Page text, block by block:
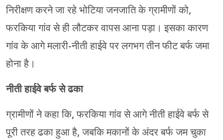
निरीक्षण करने जा रहे भोटिया जनजाति के ग्रामीणों को,
फरकिया गांव से ही लौटकर वापस आना पड़ा। इसका कारण
गांव के आगे मलारी-नीती हाईवे पर लगभग तीन फीट बर्फ जमा
होना है।
नीती हाईवे बर्फ से ढका
ग्रामीणों ने कहा कि, फरकिया गांव से आगे नीती हाईवे बर्फ से
पूरी तरह ढका हुआ है, जबकि मकानों के अंदर बर्फ जम चुका